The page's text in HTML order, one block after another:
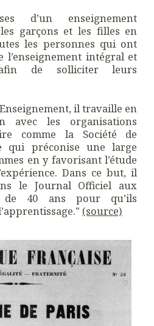
d’un enseignement
garçons et les filles en
les personnes qui ont
l’enseignement intégral et
de solliciter leurs
il travaille en
avec les organisations
comme la Société de
qui préconise une large
en y favorisant l’étude
Dans ce but, il
le Journal Officiel aux
40 ans pour qu’ils
(source)